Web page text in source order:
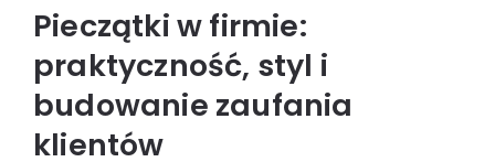
Pieczątki w firmie:
praktyczność, styl i
budowanie zaufania
klientów